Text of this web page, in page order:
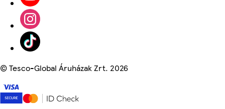
©Tesco-Global Áruházak Zrt. 2026